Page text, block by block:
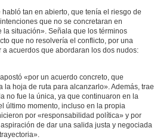
tan en abierto, que tenía el riesgo de
que no se concretaran en
situación». Señala que los términos
que no resolvería el conflicto, por una
acuerdos que abordaran los dos nudos:
«por un acuerdo concreto, que
la hoja de ruta para alcanzarlo». Además, trae
no fue la única, ya que continuaron en la
último momento, incluso en la propia
por «responsabilidad política» y por
de dar una salida justa y negociada